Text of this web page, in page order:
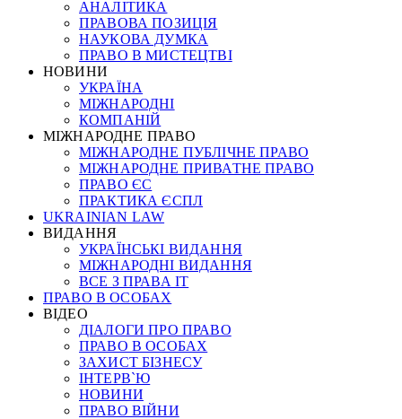
АНАЛІТИКА
ПРАВОВА ПОЗИЦІЯ
НАУКОВА ДУМКА
ПРАВО В МИСТЕЦТВІ
НОВИНИ
УКРАЇНА
МІЖНАРОДНІ
КОМПАНІЙ
МІЖНАРОДНЕ ПРАВО
МІЖНАРОДНЕ ПУБЛІЧНЕ ПРАВО
МІЖНАРОДНЕ ПРИВАТНЕ ПРАВО
ПРАВО ЄС
ПРАКТИКА ЄСПЛ
UKRAINIAN LAW
ВИДАННЯ
УКРАЇНСЬКІ ВИДАННЯ
МІЖНАРОДНІ ВИДАННЯ
ВСЕ З ПРАВА ІТ
ПРАВО В ОСОБАХ
ВІДЕО
ДІАЛОГИ ПРО ПРАВО
ПРАВО В ОСОБАХ
ЗАХИСТ БІЗНЕСУ
ІНТЕРВ`Ю
НОВИНИ
ПРАВО ВІЙНИ